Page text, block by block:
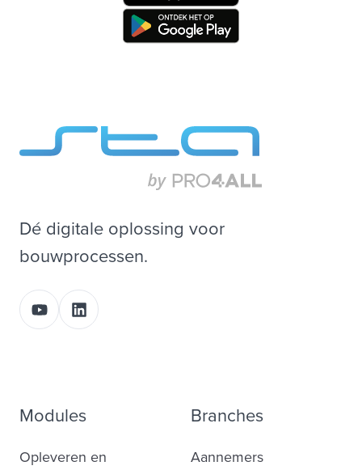
Dé digitale oplossing voor
bouwprocessen.
Modules
Opleveren en
Branches
Aannemers